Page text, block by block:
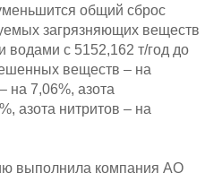
общий сброс
загрязняющих веществ
с 5152,162 т/год до
веществ – на
на 7,06%, азота
азота нитритов – на
выполнила компания АО